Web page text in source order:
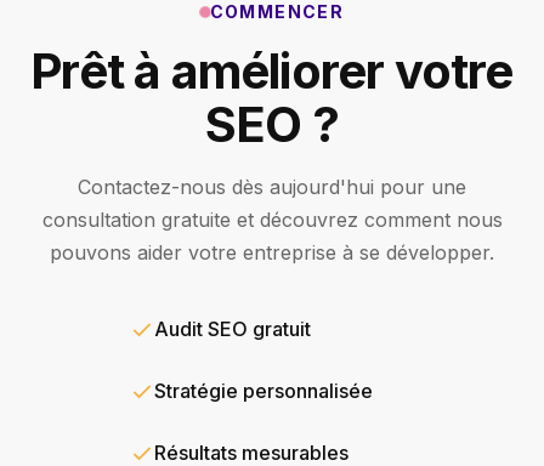
COMMENCER
Prêt à améliorer votre
SEO ?
Contactez-nous dès aujourd'hui pour une
consultation gratuite et découvrez comment nous
pouvons aider votre entreprise à se développer.
Audit SEO gratuit
Stratégie personnalisée
Résultats mesurables